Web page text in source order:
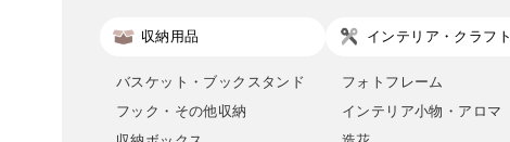
収納用品
バスケット・ブックスタンド
フック・その他収納
インテリア・クラフト
フォトフレーム
インテリア小物・アロマ